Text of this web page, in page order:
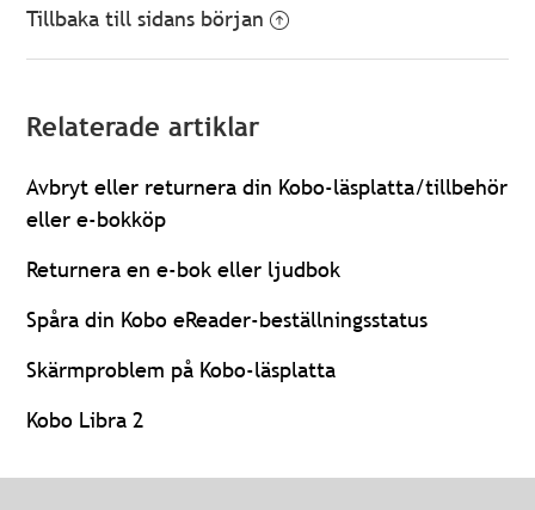
Tillbaka till sidans början
Relaterade artiklar
Avbryt eller returnera din Kobo-läsplatta/tillbehör
eller e-bokköp
Returnera en e-bok eller ljudbok
Spåra din Kobo eReader-beställningsstatus
Skärmproblem på Kobo-läsplatta
Kobo Libra 2